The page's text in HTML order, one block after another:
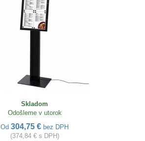
Skladom
Odošleme v utorok
Od 304,75 € bez DPH
(374,84 € s DPH)